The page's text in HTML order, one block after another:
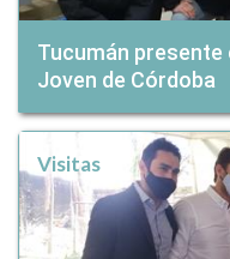
Tucumán presente
Joven de Córdoba
Visitas